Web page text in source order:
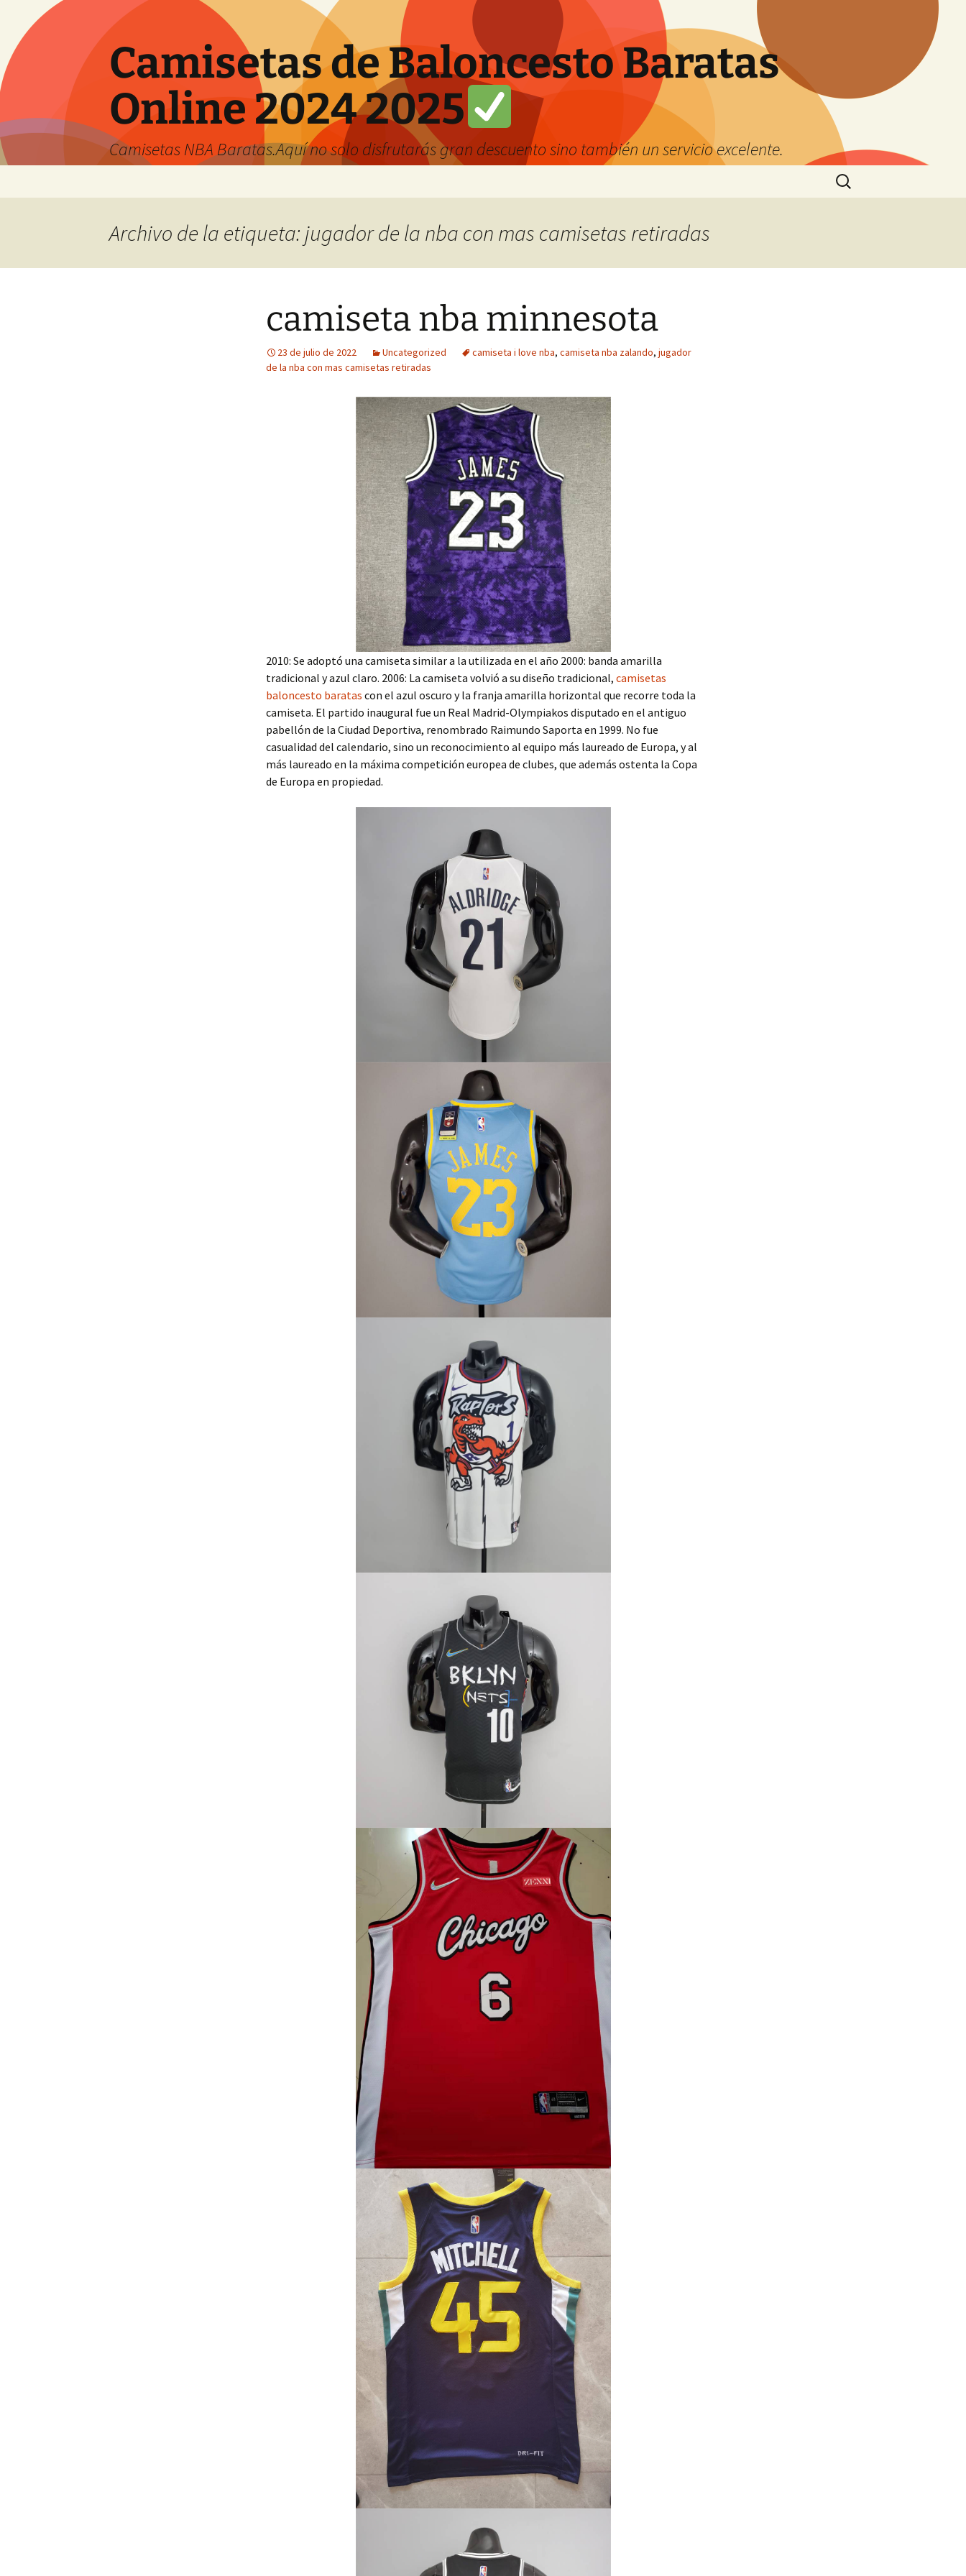
Camisetas de Baloncesto Baratas
Online 2024 2025
Camisetas NBA Baratas.Aquí no solo disfrutarás gran descuento sino también un servicio excelente.
Buscar:
Archivo de la etiqueta: jugador de la nba con mas camisetas retiradas
camiseta nba minnesota
23 de julio de 2022 Uncategorized camiseta i love nba, camiseta nba zalando, jugador
de la nba con mas camisetas retiradas
2010: Se adoptó una camiseta similar a la utilizada en el año 2000: banda amarilla
tradicional y azul claro. 2006: La camiseta volvió a su diseño tradicional, camisetas
baloncesto baratas con el azul oscuro y la franja amarilla horizontal que recorre toda la
camiseta. El partido inaugural fue un Real Madrid-Olympiakos disputado en el antiguo
pabellón de la Ciudad Deportiva, renombrado Raimundo Saporta en 1999. No fue
casualidad del calendario, sino un reconocimiento al equipo más laureado de Europa, y al
más laureado en la máxima competición europea de clubes, que además ostenta la Copa
de Europa en propiedad.